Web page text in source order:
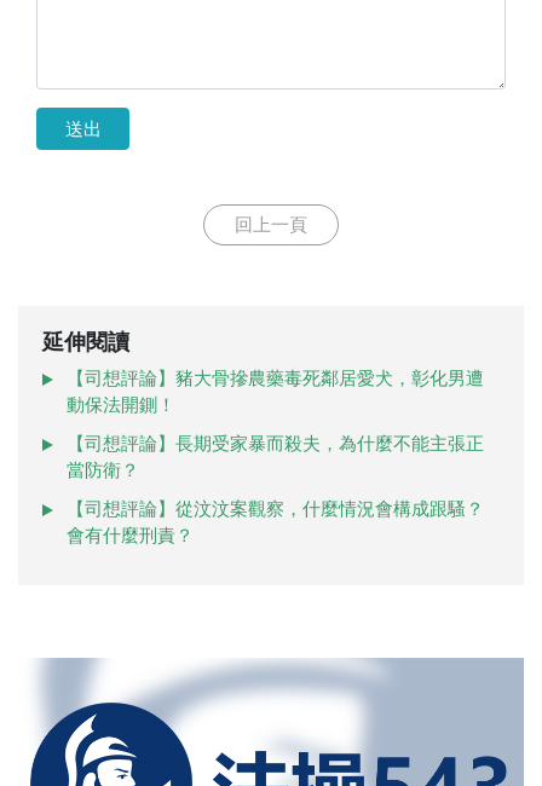
送出
回上一頁
延伸閱讀
【司想評論】豬大骨摻農藥毒死鄰居愛犬，彰化男遭
動保法開鍘！
【司想評論】長期受家暴而殺夫，為什麼不能主張正
當防衛？
【司想評論】從汶汶案觀察，什麼情況會構成跟騷？
會有什麼刑責？